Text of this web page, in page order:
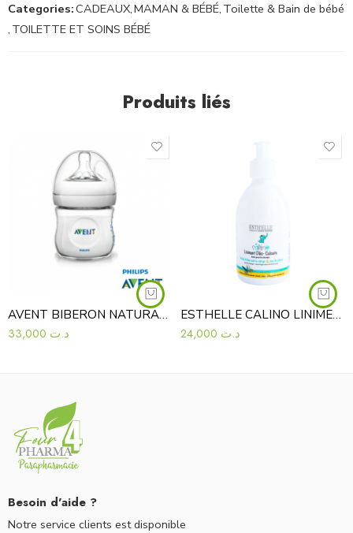
Categories:CADEAUX,MAMAN & BÉBÉ, Toilette & Bain de bébé
, TOILETTE ET SOINS BÉBÉ
Produits liés
AVENT BIBERON NATURAL 125ML
د.ت
ESTHELLE CALINO LINIMENT OLEOCALCAIRE 300ML
د.ت
Besoin d'aide ?
Notre service clients est disponible